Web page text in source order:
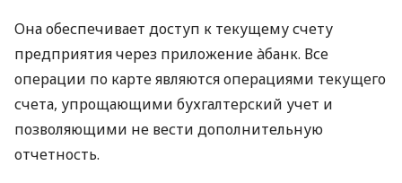
Она обеспечивает доступ к текущему счету
предприятия через приложение àбанк. Все
операции по карте являются операциями текущего
счета, упрощающими бухгалтерский учет и
позволяющими не вести дополнительную
отчетность.